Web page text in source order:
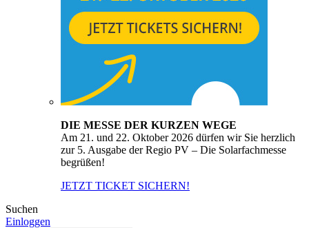
DIE MESSE DER KURZEN WEGE
Am 21. und 22. Oktober 2026 dürfen wir Sie herzlich
zur 5. Ausgabe der Regio PV – Die Solarfachmesse
begrüßen!
JETZT TICKET SICHERN!
Suchen
Einloggen